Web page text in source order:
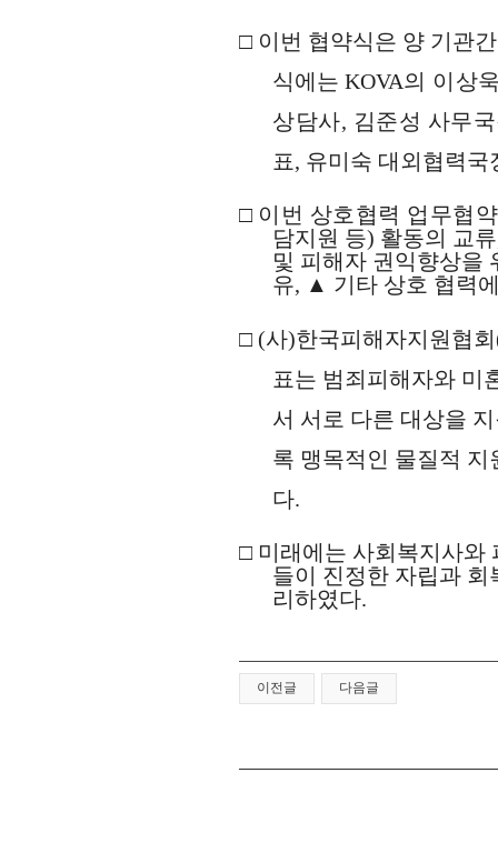
□ 이번 협약식은 양 기관
식에는 KOVA의 이상
상담사, 김준성 사무
표, 유미숙 대외협력국
□ 이번 상호협력 업무협
담지원 등) 활동의 교류
및 피해자 권익향상을
유, ▲ 기타 상호 협력
□ (사)한국피해자지원협회
표는 범죄피해자와 미
서 서로 다른 대상을
록 맹목적인 물질적
다.
□ 미래에는 사회복지사와
들이 진정한 자립과
리하였다.
이전글 다음글